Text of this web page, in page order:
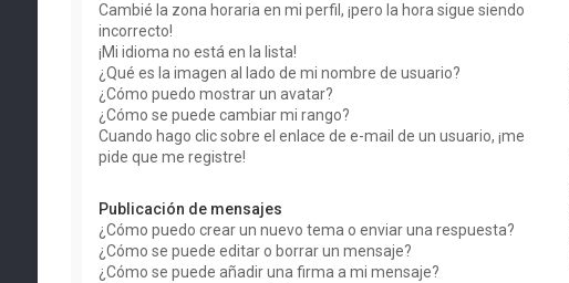
Cambié la zona horaria en mi perfil, ¡pero la hora sigue siendo
incorrecto!
¡Mi idioma no está en la lista!
¿Qué es la imagen al lado de mi nombre de usuario?
¿Cómo puedo mostrar un avatar?
¿Cómo se puede cambiar mi rango?
Cuando hago clic sobre el enlace de e-mail de un usuario, ¡me
pide que me registre!
Publicación de mensajes
¿Cómo puedo crear un nuevo tema o enviar una respuesta?
¿Cómo se puede editar o borrar un mensaje?
¿Cómo se puede añadir una firma a mi mensaje?